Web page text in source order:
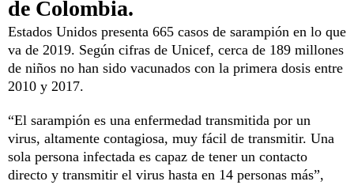
de Colombia.
Estados Unidos presenta 665 casos de sarampión en lo que
va de 2019. Según cifras de Unicef, cerca de 189 millones
de niños no han sido vacunados con la primera dosis entre
2010 y 2017.
“El sarampión es una enfermedad transmitida por un
virus, altamente contagiosa, muy fácil de transmitir. Una
sola persona infectada es capaz de tener un contacto
directo y transmitir el virus hasta en 14 personas más”,